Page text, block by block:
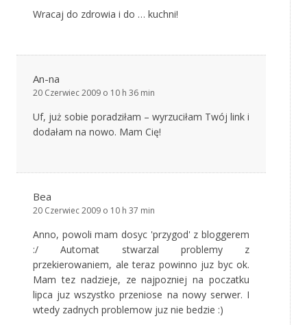
Wracaj do zdrowia i do … kuchni!
An-na
20 Czerwiec 2009 o 10 h 36 min
Uf, już sobie poradziłam – wyrzuciłam Twój link i
dodałam na nowo. Mam Cię!
Bea
20 Czerwiec 2009 o 10 h 37 min
Anno, powoli mam dosyc 'przygod' z bloggerem
:/ Automat stwarzal problemy z
przekierowaniem, ale teraz powinno juz byc ok.
Mam tez nadzieje, ze najpozniej na poczatku
lipca juz wszystko przeniose na nowy serwer. I
wtedy zadnych problemow juz nie bedzie :)